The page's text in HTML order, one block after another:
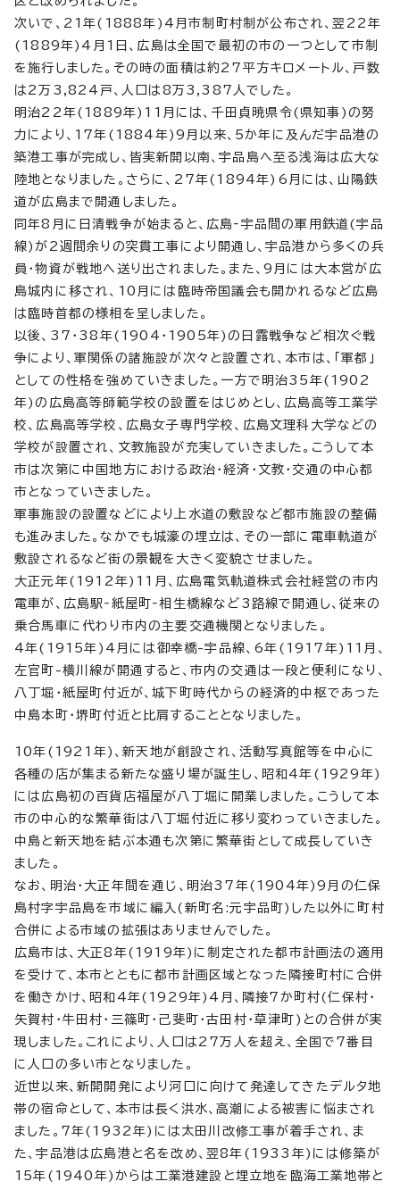
次いで、21年(1888年)4月市制町村制が公布され、翌22年
(1889年)4月1日、広島は全国で最初の市の一つとして市制
を施行しました。その時の面積は約27平方キロメートル、戸数
は2万3,824戸、人口は8万3,387人でした。
明治22年(1889年)11月には、千田貞暁県令(県知事)の努
力により、17年(1884年)9月以来、5か年に及んだ宇品港の
築港工事が完成し、皆実新開以南、宇品島へ至る浅海は広大な
陸地となりました。さらに、27年(1894年)6月には、山陽鉄
道が広島まで開通しました。
同年8月に日清戦争が始まると、広島‐宇品間の軍用鉄道(宇品
線)が2週間余りの突貫工事により開通し、宇品港から多くの兵
員・物資が戦地へ送り出されました。また、9月には大本営が広
島城内に移され、10月には臨時帝国議会も開かれるなど広島
は臨時首都の様相を呈しました。
以後、37・38年(1904・1905年)の日露戦争など相次ぐ戦
争により、軍関係の諸施設が次々と設置され、本市は、「軍都」
としての性格を強めていきました。一方で明治35年(1902
年)の広島高等師範学校の設置をはじめとし、広島高等工業学
校、広島高等学校、広島女子専門学校、広島文理科大学などの
学校が設置され、文教施設が充実していきました。こうして本
市は次第に中国地方における政治・経済・文教・交通の中心都
市となっていきました。
軍事施設の設置などにより上水道の敷設など都市施設の整備
も進みました。なかでも城濠の埋立は、その一部に電車軌道が
敷設されるなど街の景観を大きく変貌させました。
大正元年(1912年)11月、広島電気軌道株式会社経営の市内
電車が、広島駅‐紙屋町‐相生橋線など3路線で開通し、従来の
乗合馬車に代わり市内の主要交通機関となりました。
4年(1915年)4月には御幸橋-宇品線、6年(1917年)11月、
左官町-横川線が開通すると、市内の交通は一段と便利になり、
八丁堀・紙屋町付近が、城下町時代からの経済的中枢であった
中島本町・堺町付近と比肩することとなりました。
10年(1921年)、新天地が創設され、活動写真館等を中心に
各種の店が集まる新たな盛り場が誕生し、昭和4年(1929年)
には広島初の百貨店福屋が八丁堀に開業しました。こうして本
市の中心的な繁華街は八丁堀付近に移り変わっていきました。
中島と新天地を結ぶ本通も次第に繁華街として成長していき
ました。
なお、明治・大正年間を通じ、明治37年(1904年)9月の仁保
島村字宇品島を市域に編入(新町名:元宇品町)した以外に町村
合併による市域の拡張はありませんでした。
広島市は、大正8年(1919年)に制定された都市計画法の適用
を受けて、本市とともに都市計画区域となった隣接町村に合併
を働きかけ、昭和4年(1929年)4月、隣接7か町村(仁保村・
矢賀村・牛田村・三篠町・己斐町・古田村・草津町)との合併が実
現しました。これにより、人口は27万人を超え、全国で7番目
に人口の多い市となりました。
近世以来、新開開発により河口に向けて発達してきたデルタ地
帯の宿命として、本市は長く洪水、高潮による被害に悩まされ
ました。7年(1932年)には太田川改修工事が着手され、ま
た、宇品港は広島港と名を改め、翌8年(1933年)には修築が
15年(1940年)からは工業港建設と埋立地を臨海工業地帯と